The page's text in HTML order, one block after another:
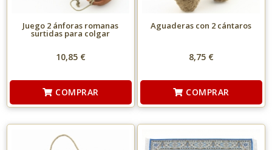
Juego 2 ánforas romanas
surtidas para colgar
10,85 €
COMPRAR
Aguaderas con 2 cántaros
8,75 €
COMPRAR